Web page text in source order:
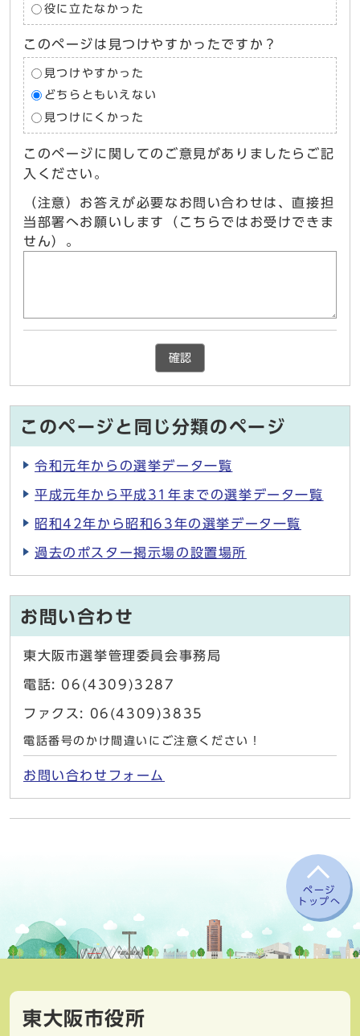
役に立たなかった
このページは見つけやすかったですか？
見つけやすかった
どちらともいえない
見つけにくかった
このページに関してのご意見がありましたらご記
入ください。
（注意）お答えが必要なお問い合わせは、直接担
当部署へお願いします（こちらではお受けできま
せん）。
確認
このページと同じ分類のページ
令和元年からの選挙データ一覧
平成元年から平成31年までの選挙データ一覧
昭和42年から昭和63年の選挙データ一覧
過去のポスター掲示場の設置場所
お問い合わせ
東大阪市選挙管理委員会事務局
電話: 06(4309)3287
ファクス: 06(4309)3835
電話番号のかけ間違いにご注意ください！
お問い合わせフォーム
ページ
トップへ
東大阪市役所